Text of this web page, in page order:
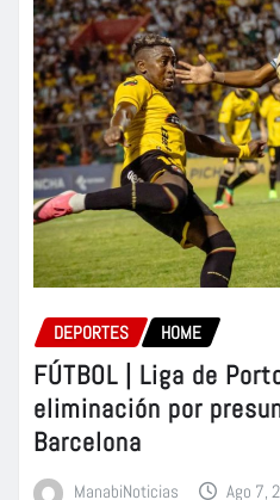
DEPORTES HOME
FÚTBOL | Liga de
eliminación por
Barcelona
ManabiNoticias Ago 7,